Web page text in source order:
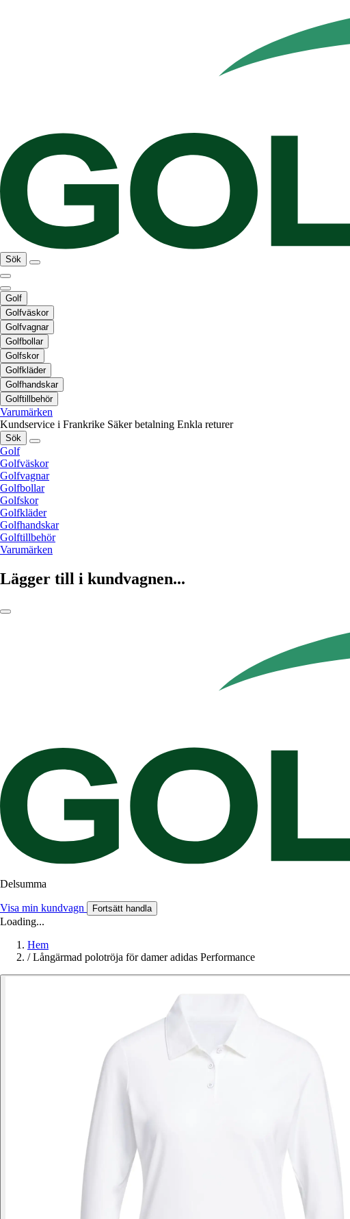
Sök
Golf
Golfväskor
Golfvagnar
Golfbollar
Golfskor
Golfkläder
Golfhandskar
Golftillbehör
Varumärken
Kundservice i Frankrike Säker betalning Enkla returer
Sök
Golf
Golfväskor
Golfvagnar
Golfbollar
Golfskor
Golfkläder
Golfhandskar
Golftillbehör
Varumärken
Lägger till i kundvagnen...
Delsumma
Visa min kundvagn Fortsätt handla
Loading...
Hem
/ Långärmad polotröja för damer adidas Performance